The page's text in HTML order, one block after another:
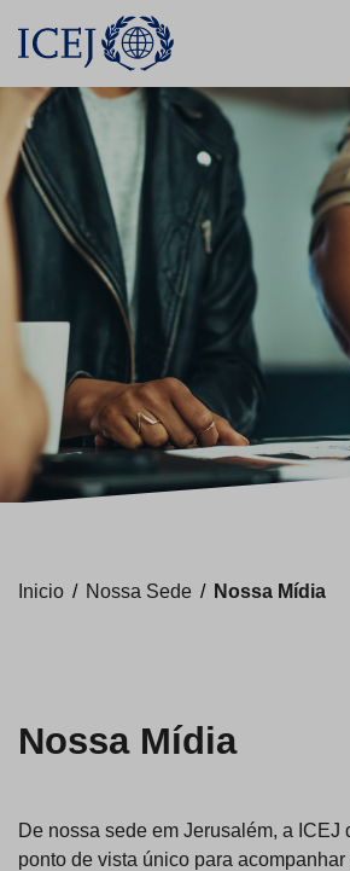
Inicio / Nossa Sede / Nossa Mídia
Nossa Mídia
De nossa sede em Jerusalém, a ICEJ
ponto de vista único para